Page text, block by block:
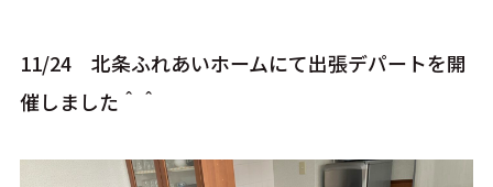
11/24 北条ふれあいホームにて出張デパートを開
催しました＾＾